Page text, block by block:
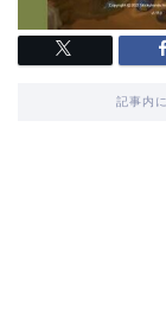
記事内